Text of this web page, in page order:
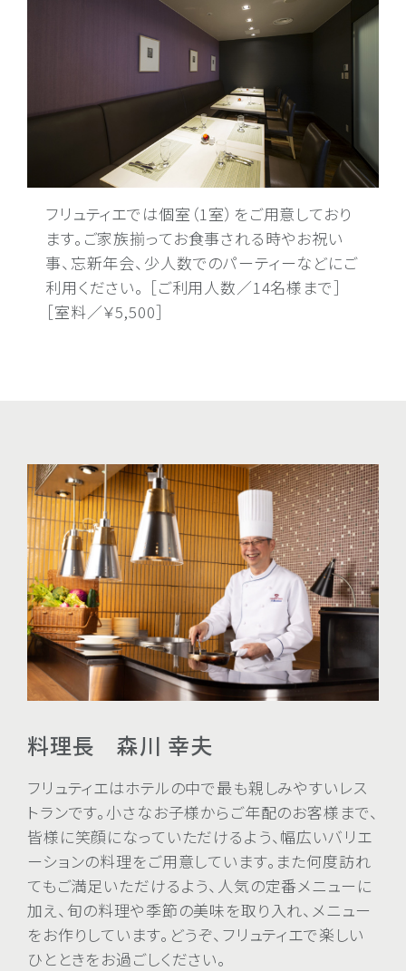
フリュティエでは個室（1室）をご用意しており
ます。ご家族揃ってお食事される時やお祝い
事、忘新年会、少人数でのパーティーなどにご
利用ください。 ［ご利用人数／14名様まで］
［室料／￥5,500］
料理長 森川 幸夫
フリュティエはホテルの中で最も親しみやすいレス
トランです。小さなお子様からご年配のお客様まで、
皆様に笑顔になっていただけるよう、幅広いバリエ
ーションの料理をご用意しています。また何度訪れ
てもご満足いただけるよう、人気の定番メニューに
加え、旬の料理や季節の美味を取り入れ、メニュー
をお作りしています。どうぞ、フリュティエで楽しい
ひとときをお過ごしください。